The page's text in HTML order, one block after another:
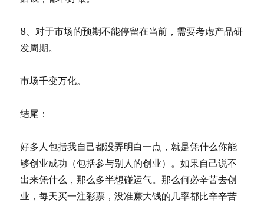
8、对于市场的预期不能停留在当前，需要考虑产品研
发周期。
市场千变万化。
结尾：
好多人包括我自己都没弄明白一点，就是凭什么你能
够创业成功（包括参与别人的创业）。如果自己说不
出来凭什么，那么多半想碰运气。那么何必辛苦去创
业，每天买一注彩票，没准赚大钱的几率都比辛辛苦